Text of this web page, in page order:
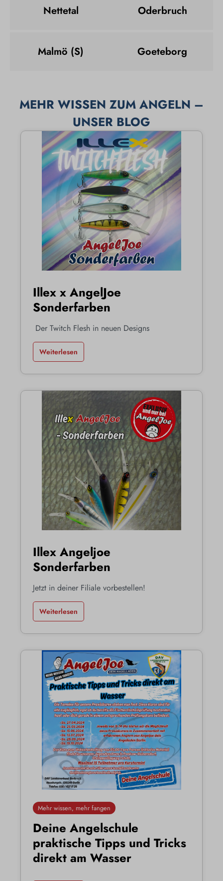
Nettetal Oderbruch
Malmö (S) Goeteborg
MEHR WISSEN ZUM ANGELN –
UNSER BLOG
Illex x AngelJoe
Sonderfarben
Der Twitch Flesh in neuen Designs
Weiterlesen
Illex Angeljoe
Sonderfarben
Jetzt in deiner Filiale vorbestellen!
Weiterlesen
Mehr wissen, mehr fangen
Deine Angelschule
praktische Tipps und Tricks
direkt am Wasser